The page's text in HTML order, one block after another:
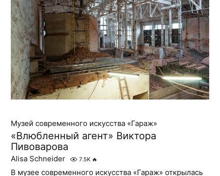
Музей современного искусства «Гараж»
«Влюбленный агент» Виктора
Пивоварова
Alisa Schneider 7.5K 🔥
В музее современного искусства «Гараж» открылась